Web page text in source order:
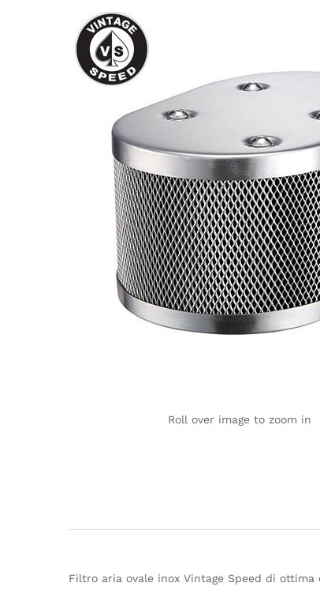
Roll over image to zoom in
Filtro aria ovale inox Vintage Speed di